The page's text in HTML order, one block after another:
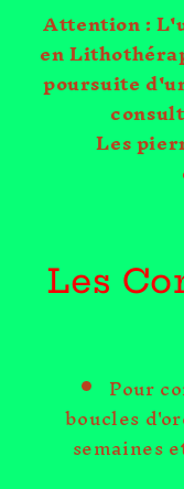
Attention :
en
poursuite
Les
Les
Pour
boucles
semaines